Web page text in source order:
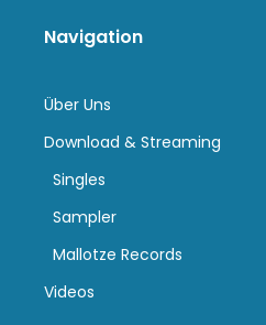
Navigation
Über Uns
Download & Streaming
Singles
Sampler
Mallotze Records
Videos